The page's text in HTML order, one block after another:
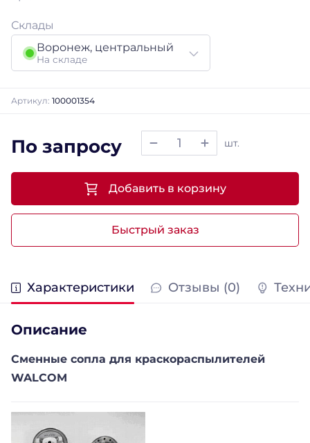
Склады
Воронеж, центральный
На складе
Артикул: 100001354
По запросу шт.
Быстрый заказ
Добавить в корзину
Характеристики Отзывы (0)
Описание
Сменные сопла для краскораспылителей
WALCOM